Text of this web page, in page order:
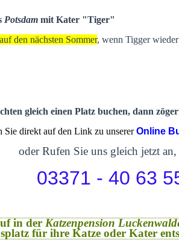
Potsdam mit Kater "Tiger"
den nächsten Sommer, wenn Tigger
gleich einen Platz buchen, dann
Sie direkt auf den Link zu unsererOnline
oder Rufen Sie uns gleich jetzt an,
03371 - 40 63
in der Katzenpension
für ihre Katze oder Kater